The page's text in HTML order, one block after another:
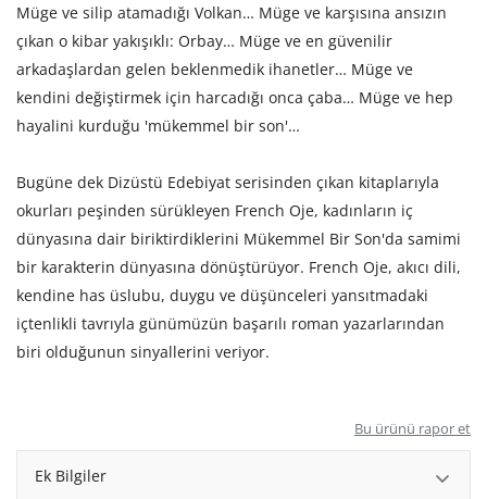
Müge ve silip atamadığı Volkan… Müge ve karşısına ansızın
çıkan o kibar yakışıklı: Orbay… Müge ve en güvenilir
arkadaşlardan gelen beklenmedik ihanetler… Müge ve
kendini değiştirmek için harcadığı onca çaba… Müge ve hep
hayalini kurduğu 'mükemmel bir son'…
Bugüne dek Dizüstü Edebiyat serisinden çıkan kitaplarıyla
okurları peşinden sürükleyen French Oje, kadınların iç
dünyasına dair biriktirdiklerini Mükemmel Bir Son'da samimi
bir karakterin dünyasına dönüştürüyor. French Oje, akıcı dili,
kendine has üslubu, duygu ve düşünceleri yansıtmadaki
içtenlikli tavrıyla günümüzün başarılı roman yazarlarından
biri olduğunun sinyallerini veriyor.
Bu ürünü rapor et
Ek Bilgiler